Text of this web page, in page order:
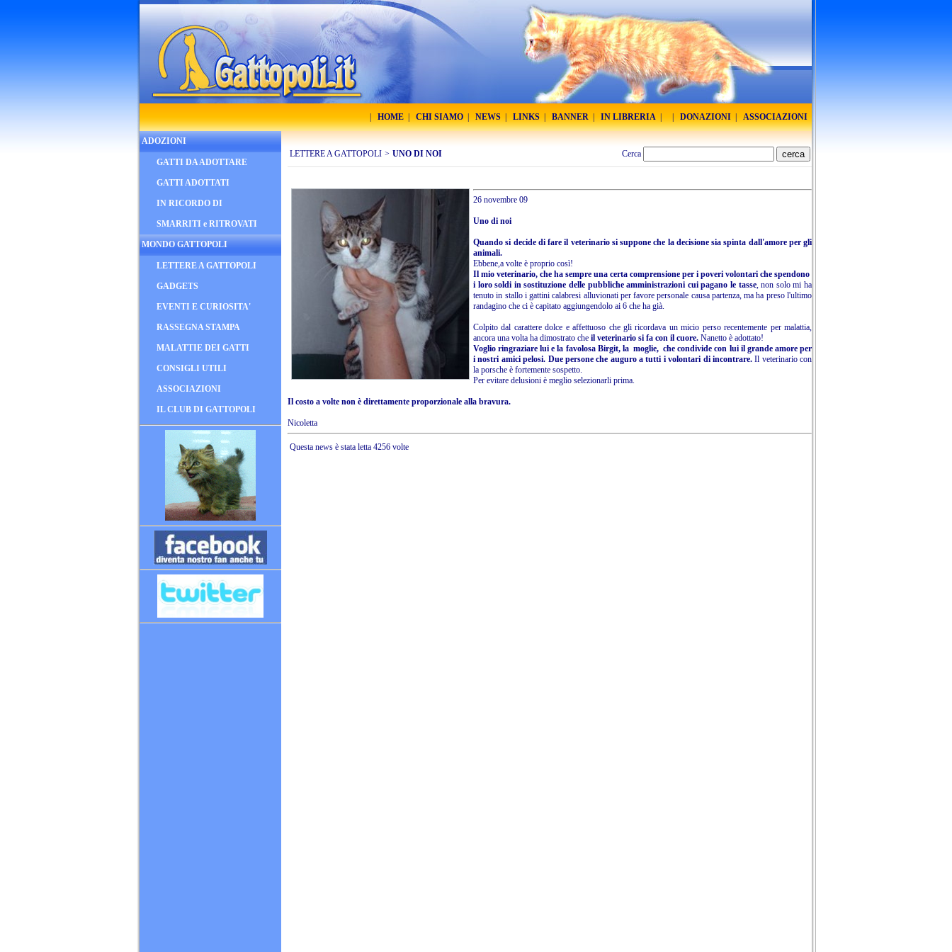
HOME CHI SIAMO NEWS LINKS BANNER IN LIBRERIA DONAZIONI ASSOCIAZIONI
ADOZIONI
GATTI DA ADOTTARE
GATTI ADOTTATI
IN RICORDO DI
SMARRITI e RITROVATI
MONDO GATTOPOLI
LETTERE A GATTOPOLI
GADGETS
EVENTI E CURIOSITA'
RASSEGNA STAMPA
MALATTIE DEI GATTI
CONSIGLI UTILI
ASSOCIAZIONI
IL CLUB DI GATTOPOLI
LETTERE A GATTOPOLI > UNO DI NOI Cerca
26 novembre 09
Uno di noi
Quando si decide di fare il veterinario si suppone che la decisione sia spinta dall'amore per gli
animali.
Ebbene,a volte è proprio così!
Il mio veterinario, che ha sempre una certa comprensione per i poveri volontari che spendono
i loro soldi in sostituzione delle pubbliche amministrazioni cui pagano le tasse, non solo mi ha
tenuto in stallo i gattini calabresi alluvionati per favore personale causa partenza, ma ha preso l'ultimo
randagino che ci è capitato aggiungendolo ai 6 che ha già.
Colpito dal carattere dolce e affettuoso che gli ricordava un micio perso recentemente per malattia,
ancora una volta ha dimostrato che il veterinario si fa con il cuore. Nanetto è adottato!
Voglio ringraziare lui e la favolosa Birgit, la moglie, che condivide con lui il grande amore per
i nostri amici pelosi. Due persone che auguro a tutti i volontari di incontrare.Il veterinario con
la porsche è fortemente sospetto.
Per evitare delusioni è meglio selezionarli prima.
Il costo a volte non è direttamente proporzionale alla bravura.
Nicoletta
Questa news è stata letta 4256 volte